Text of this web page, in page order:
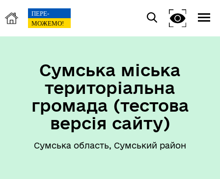
Сумська міська
територіальна
громада (тестова
версія сайту)
Сумська область, Сумський район